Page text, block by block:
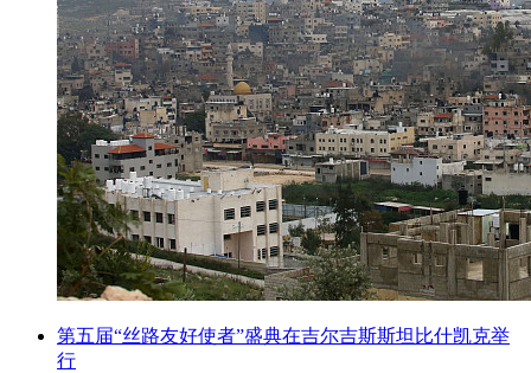
第五届“丝路友好使者”盛典在吉尔吉斯斯坦比什凯克举
行